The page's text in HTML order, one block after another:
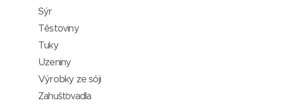
Sýr
Těstoviny
Tuky
Uzeniny
Výrobky ze sóji
Zahušťovadla